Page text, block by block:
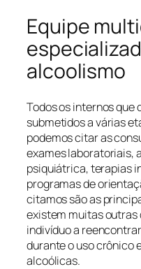
Equipe
alcoolismo
Todos os internos
submetidos a várias
podemos citar as
exames laboratoriais,
psiquiátrica, terapias
programas de
citamos são as
existem muitas outras
indivíduo a
durante o uso crônico
alcoólicas.